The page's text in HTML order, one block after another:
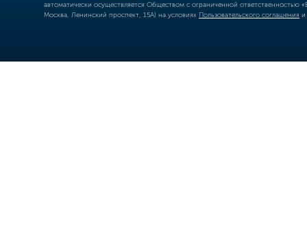
автоматически осуществляется Обществом с ограниченной
Москва, Ленинский проспект, 15А) на условиях Пользовательского соглашения и